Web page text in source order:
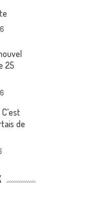
25
de